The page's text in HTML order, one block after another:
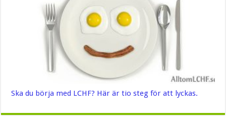
Ska du börja med LCHF? Här är tio steg för att lyckas.